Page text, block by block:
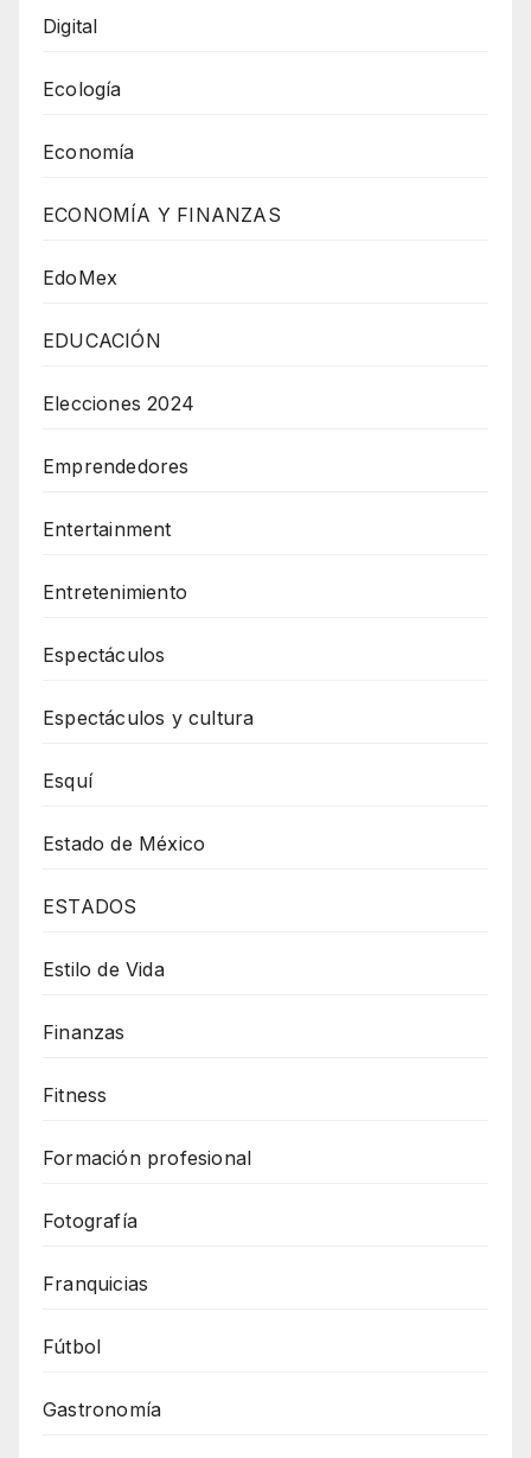
Digital
Ecología
Economía
ECONOMÍA Y FINANZAS
EdoMex
EDUCACIÓN
Elecciones 2024
Emprendedores
Entertainment
Entretenimiento
Espectáculos
Espectáculos y cultura
Esquí
Estado de México
ESTADOS
Estilo de Vida
Finanzas
Fitness
Formación profesional
Fotografía
Franquicias
Fútbol
Gastronomía